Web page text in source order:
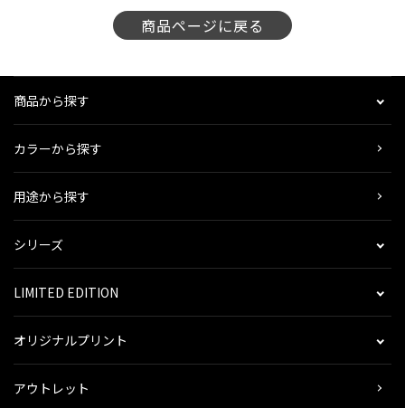
商品ページに戻る
商品から探す
カラーから探す
用途から探す
シリーズ
LIMITED EDITION
オリジナルプリント
アウトレット